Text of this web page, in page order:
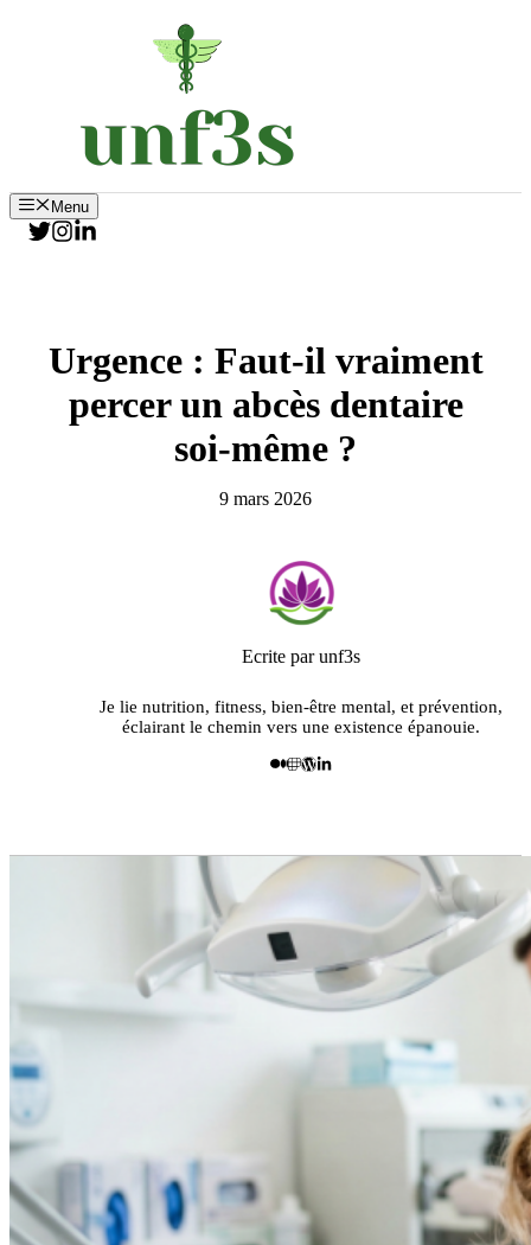
Menu
Urgence : Faut-il vraiment
percer un abcès dentaire
soi-même ?
9 mars 2026
Ecrite par unf3s
Je lie nutrition, fitness, bien-être mental, et prévention,
éclairant le chemin vers une existence épanouie.